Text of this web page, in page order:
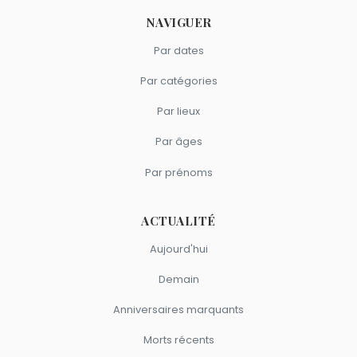
NAVIGUER
Par dates
Par catégories
Par lieux
Par âges
Par prénoms
ACTUALITÉ
Aujourd'hui
Demain
Anniversaires marquants
Morts récents